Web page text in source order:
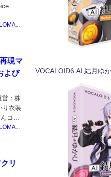
現マ
よび
営：株
り衣装
コラ
ンテ
リ
VOCALOID6 AI 結月ゆ